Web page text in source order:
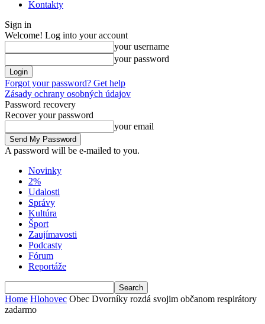
Kontakty
Sign in
Welcome! Log into your account
your username
your password
Forgot your password? Get help
Zásady ochrany osobných údajov
Password recovery
Recover your password
your email
A password will be e-mailed to you.
Novinky
2%
Udalosti
Správy
Kultúra
Šport
Zaujímavosti
Podcasty
Fórum
Reportáže
Home Hlohovec Obec Dvorníky rozdá svojim občanom respirátory
zadarmo